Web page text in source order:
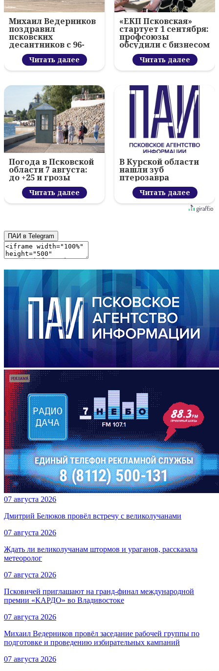
Михаил Ведерников
поздравил
псковских
десантников с 96-
летием ВДВ и
вручил награды
Читать далее
«ЕКП Псковская»
стартует 1 сентября:
профсоюзы
обсудили с бизнесом
новый цифровой
проектЧитать далее
Погода в Псковской
области 7 августа:
до +25 и грозы
Читать далее
В Курской области
нашли зуб
птерозавра
Читать далее
ПАИ в Telegram
07 августа 2026
Дмитрий Белюков провёл встречу с великолучанами
07 августа 2026
Ждать ли великолучанам штормов и ураганов, рассказала
метеоролог
07 августа 2026
Псковичей приглашают на гранд‑финал международной
премии «КАРДО» во Владивостоке
07 августа 2026
Михаил Ведерников провёл заседание рабочей группы по
подготовке и проведению избирательных кампаний
07 августа 2026